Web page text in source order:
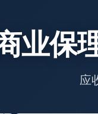
业保
应